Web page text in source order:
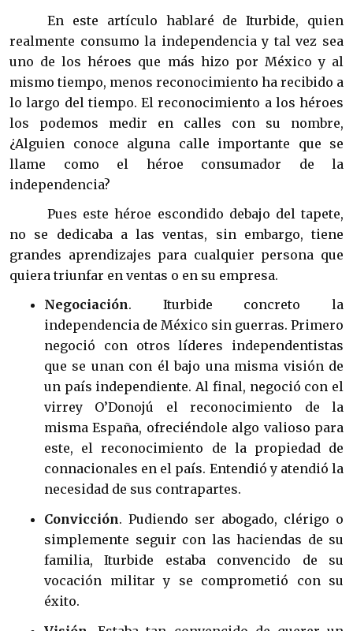
En este artículo hablaré de Iturbide, quien
realmente consumo la independencia y tal vez sea
uno de los héroes que más hizo por México y al
mismo tiempo, menos reconocimiento ha recibido a
lo largo del tiempo. El reconocimiento a los héroes
los podemos medir en calles con su nombre,
¿Alguien conoce alguna calle importante que se
llame como el héroe consumador de la
independencia?
Pues este héroe escondido debajo del tapete,
no se dedicaba a las ventas, sin embargo, tiene
grandes aprendizajes para cualquier persona que
quiera triunfar en ventas o en su empresa.
Negociación. Iturbide concreto la
independencia de México sin guerras. Primero
negoció con otros líderes independentistas
que se unan con él bajo una misma visión de
un país independiente. Al final, negoció con el
virrey O’Donojú el reconocimiento de la
misma España, ofreciéndole algo valioso para
este, el reconocimiento de la propiedad de
connacionales en el país. Entendió y atendió la
necesidad de sus contrapartes.
Convicción. Pudiendo ser abogado, clérigo o
simplemente seguir con las haciendas de su
familia, Iturbide estaba convencido de su
vocación militar y se comprometió con su
éxito.